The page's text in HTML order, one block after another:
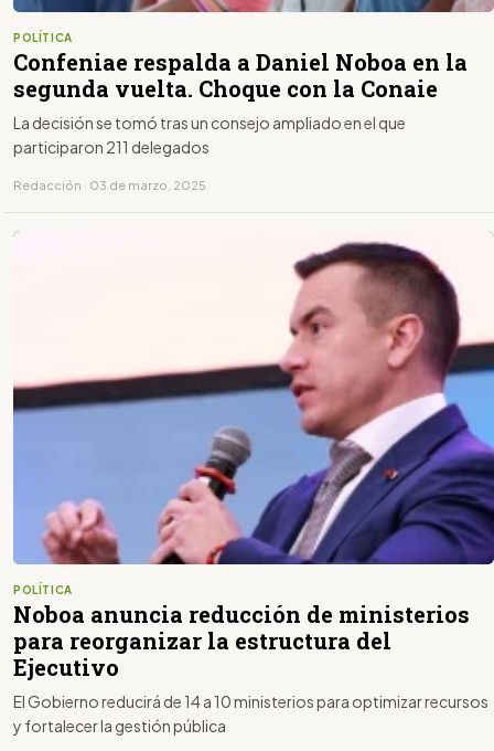
POLÍTICA
Confeniae respalda a Daniel Noboa en la
segunda vuelta. Choque con la Conaie
La decisión se tomó tras un consejo ampliado en el que
participaron 211 delegados
Redacción · 03 de marzo, 2025
POLÍTICA
Noboa anuncia reducción de ministerios
para reorganizar la estructura del
Ejecutivo
El Gobierno reducirá de 14 a 10 ministerios para optimizar recursos
y fortalecer la gestión pública